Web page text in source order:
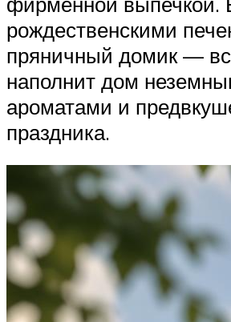
рождественскими
пряничный домик —
наполнит дом
ароматами и
праздника.